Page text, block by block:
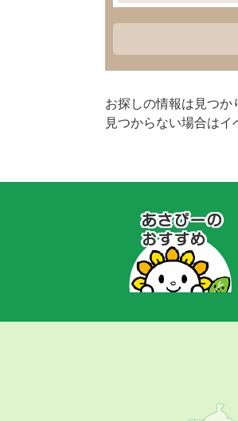
お探しの情報は見つか
見つからない場合はイ
あ